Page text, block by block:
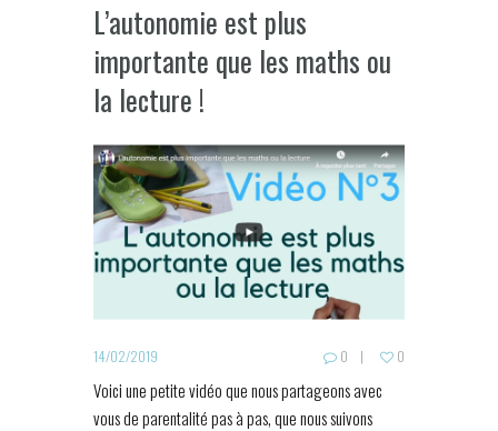
L’autonomie est plus
importante que les maths ou
la lecture !
14/02/2019 0 0
Voici une petite vidéo que nous partageons avec
vous de parentalité pas à pas, que nous suivons